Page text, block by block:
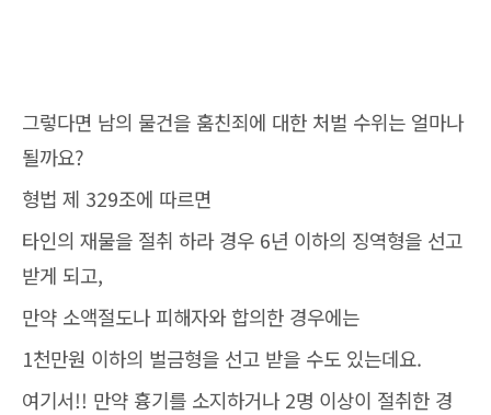
그렇다면 남의 물건을 훔친죄에 대한 처벌 수위는 얼마나
될까요?
형법 제 329조에 따르면
타인의 재물을 절취 하라 경우 6년 이하의 징역형을 선고
받게 되고,
만약 소액절도나 피해자와 합의한 경우에는
1천만원 이하의 벌금형을 선고 받을 수도 있는데요.
여기서!! 만약 흉기를 소지하거나 2명 이상이 절취한 경